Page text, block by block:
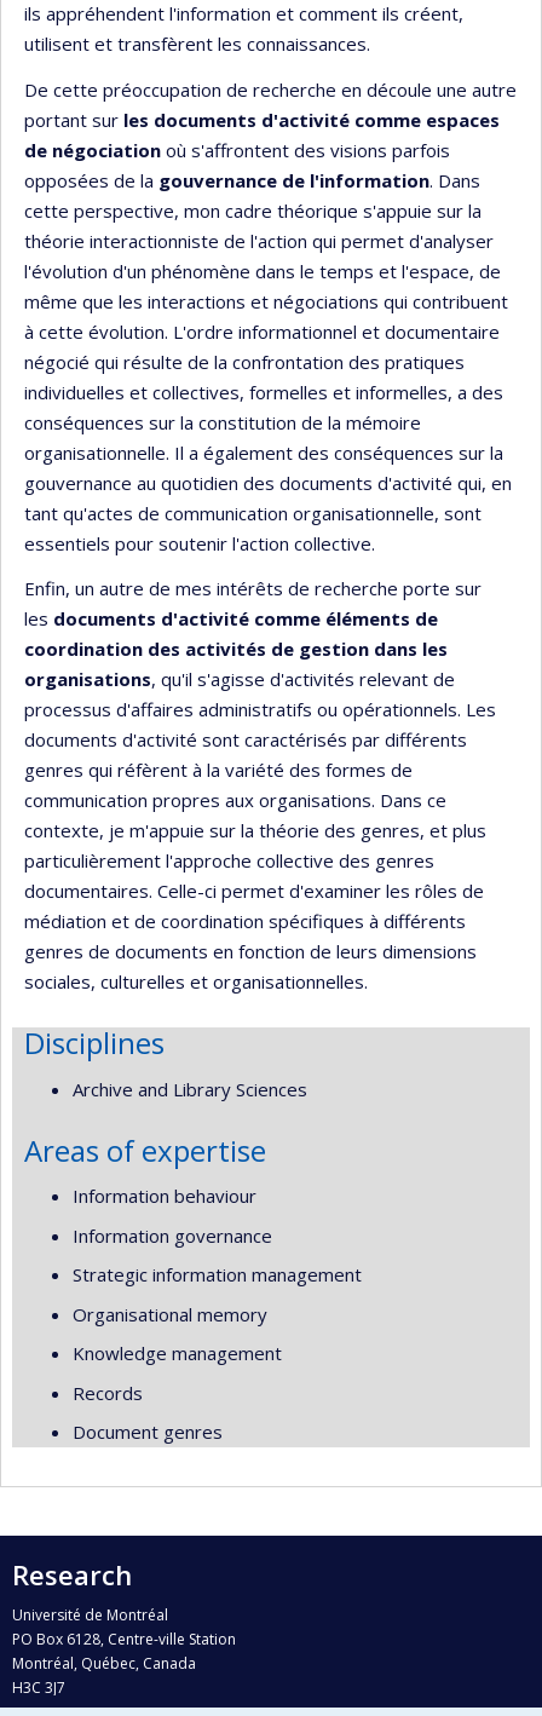
ils appréhendent l'information et comment ils créent,
utilisent et transfèrent les connaissances.
De cette préoccupation de recherche en découle une autre
portant sur les documents d'activité comme espaces
de négociation où s'affrontent des visions parfois
opposées de la gouvernance de l'information. Dans
cette perspective, mon cadre théorique s'appuie sur la
théorie interactionniste de l'action qui permet d'analyser
l'évolution d'un phénomène dans le temps et l'espace, de
même que les interactions et négociations qui contribuent
à cette évolution. L'ordre informationnel et documentaire
négocié qui résulte de la confrontation des pratiques
individuelles et collectives, formelles et informelles, a des
conséquences sur la constitution de la mémoire
organisationnelle. Il a également des conséquences sur la
gouvernance au quotidien des documents d'activité qui, en
tant qu'actes de communication organisationnelle, sont
essentiels pour soutenir l'action collective.
Enfin, un autre de mes intérêts de recherche porte sur
les documents d'activité comme éléments de
coordination des activités de gestion dans les
organisations, qu'il s'agisse d'activités relevant de
processus d'affaires administratifs ou opérationnels. Les
documents d'activité sont caractérisés par différents
genres qui réfèrent à la variété des formes de
communication propres aux organisations. Dans ce
contexte, je m'appuie sur la théorie des genres, et plus
particulièrement l'approche collective des genres
documentaires. Celle-ci permet d'examiner les rôles de
médiation et de coordination spécifiques à différents
genres de documents en fonction de leurs dimensions
sociales, culturelles et organisationnelles.
Disciplines
Archive and Library Sciences
Areas of expertise
Information behaviour
Information governance
Strategic information management
Organisational memory
Knowledge management
Records
Document genres
Research
Université de Montréal
PO Box 6128, Centre-ville Station
Montréal, Québec, Canada
H3C 3J7